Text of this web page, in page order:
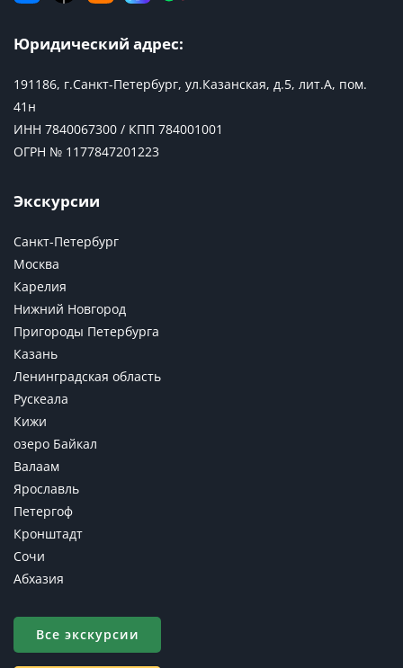
Юридический адрес:
191186, г.Санкт-Петербург, ул.Казанская, д.5, лит.А, пом.
41н
ИНН 7840067300 / КПП 784001001
ОГРН № 1177847201223
Экскурсии
Санкт-Петербург
Москва
Карелия
Нижний Новгород
Пригороды Петербурга
Казань
Ленинградская область
Рускеала
Кижи
озеро Байкал
Валаам
Ярославль
Петергоф
Кронштадт
Сочи
Абхазия
Все экскурсии